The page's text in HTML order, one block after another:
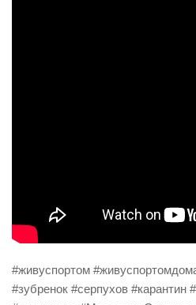
#живуспортом
#зубренок #серпухов #карантин